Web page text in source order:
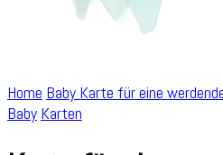
Home Baby Karte für eine
Baby Karten